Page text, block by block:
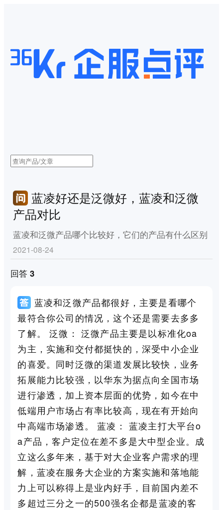
蓝凌好还是泛微好，蓝凌和泛微
产品对比
蓝凌和泛微产品哪个比较好，它们的产品有什么区别
2021-08-24
回答 3
蓝凌和泛微产品都很好，主要是看哪个
最符合你公司的情况，这个还是需要去多多
了解。 泛微： 泛微产品主要是以标准化oa
为主，实施和交付都挺快的，深受中小企业
的喜爱。同时泛微的渠道发展比较快，业务
拓展能力比较强，以华东为据点向全国市场
进行渗透，加上资本层面的优势，如今在中
低端用户市场占有率比较高，现在有开始向
中高端市场渗透。 蓝凌： 蓝凌主打大平台o
a产品，客户定位在差不多是大中型企业。成
立这么多年来，基于对大企业客户需求的理
解，蓝凌在服务大企业的方案实施和落地能
力上可以称得上是业内好手，目前国内差不
多超过三分之一的500强名企都是蓝凌的客